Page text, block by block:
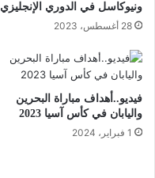
ونيوكاسل في الدوري الإنجليزي
28 أغسطس، 2023
فيديو..أهداف مباراة البحرين
واليابان في كأس آسيا 2023
1 فبراير، 2024